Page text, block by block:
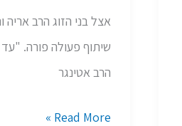
אצל בני הזוג הרב אריה
שיתוף פעולה פורה.
הרב אטינגר
הפרטיים?
Read More »